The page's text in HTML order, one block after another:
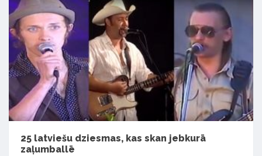
25 latviešu dziesmas, kas skan jebkurā
zaļumballē